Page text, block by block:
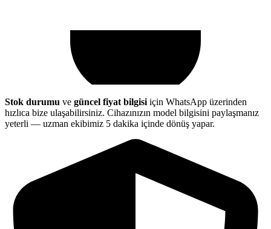
Stok durumu ve güncel fiyat bilgisi için WhatsApp üzerinden
hızlıca bize ulaşabilirsiniz. Cihazınızın model bilgisini paylaşmanız
yeterli — uzman ekibimiz 5 dakika içinde dönüş yapar.